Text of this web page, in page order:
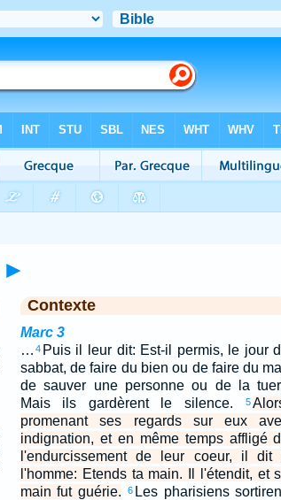
►
Contexte
Marc 3
… 4 Puis il leur dit: Est-il permis, le jour
sabbat, de faire du bien ou de faire du
de sauver une personne ou de la
Mais ils gardèrent le silence.
5
promenant ses regards sur eux
indignation, et en même temps affligé
l'endurcissement de leur coeur, il dit
l'homme: Etends ta main. Il l'étendit, et
main fut guérie.
6 Les pharisiens